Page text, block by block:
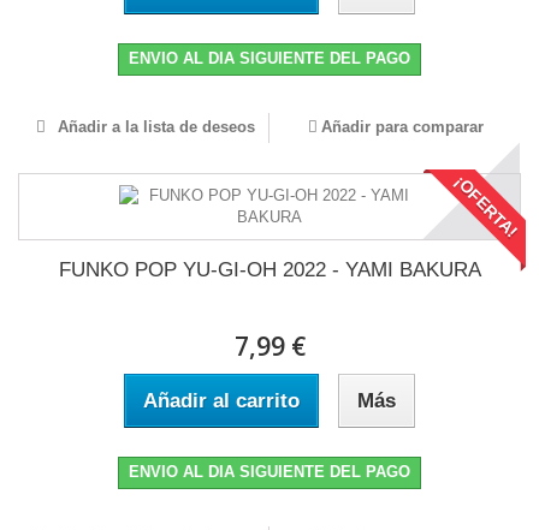
ENVIO AL DIA SIGUIENTE DEL PAGO
Añadir a la lista de deseos Añadir para comparar
¡OFERTA!
FUNKO POP YU-GI-OH 2022 - YAMI BAKURA
7,99 €
Añadir al carrito Más
ENVIO AL DIA SIGUIENTE DEL PAGO